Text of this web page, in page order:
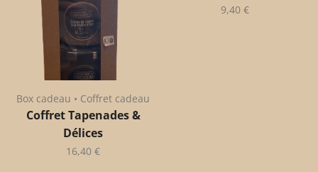
Box cadeau • Coffret cadeau
Coffret Tapenades &
Délices
16,40 €
9,40 €